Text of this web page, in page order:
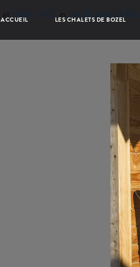
ACCUEIL LES CHALETS DE BOZEL
at600 × 400in Les Chalets de Bozel